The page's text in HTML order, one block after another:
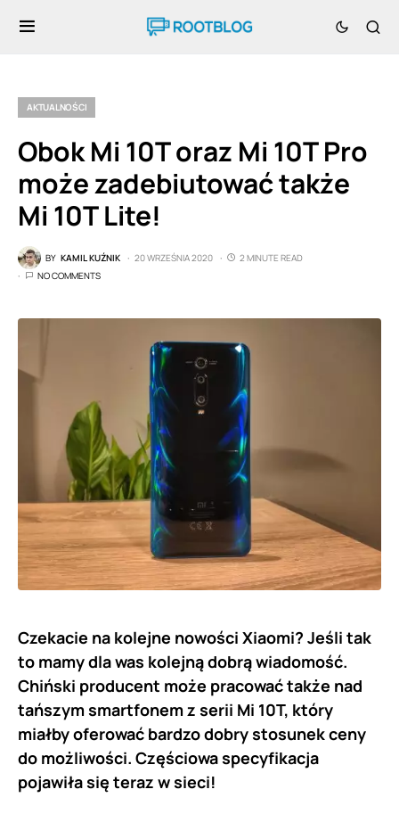
AKTUALNOŚCI
Obok Mi 10T oraz Mi 10T Pro
może zadebiutować także
Mi 10T Lite!
BY KAMIL KUŹNIK 20 WRZEŚNIA 2020
2 MINUTE READ
NO COMMENTS
Czekacie na kolejne nowości Xiaomi? Jeśli tak
to mamy dla was kolejną dobrą wiadomość.
Chiński producent może pracować także nad
tańszym smartfonem z serii Mi 10T, który
miałby oferować bardzo dobry stosunek ceny
do możliwości. Częściowa specyfikacja
pojawiła się teraz w sieci!